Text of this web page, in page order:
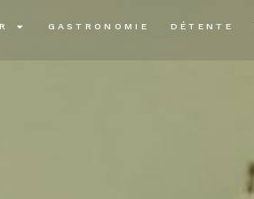
GASTRONOMIE DÉTENTE